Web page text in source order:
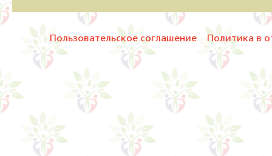
Пользовательское соглашение Политика в